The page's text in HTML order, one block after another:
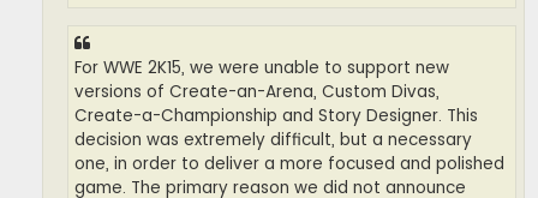
For WWE 2K15, we were unable to support new
versions of Create-an-Arena, Custom Divas,
Create-a-Championship and Story Designer. This
decision was extremely difficult, but a necessary
one, in order to deliver a more focused and polished
game. The primary reason we did not announce